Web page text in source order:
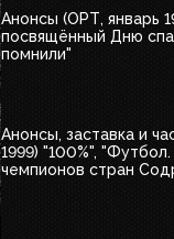
Анонсы (ОРТ, январь
посвящённый Дню
помнили"
Анонсы, заставка и
1999) "100%",
чемпионов стран